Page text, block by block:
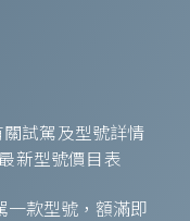
試駕及型號詳情
新型號價目表
一款型號，額滿即